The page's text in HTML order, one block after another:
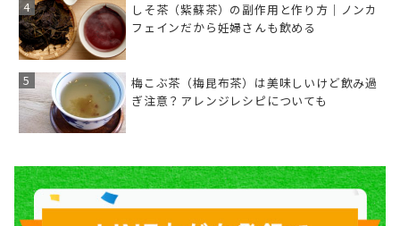
しそ茶（紫蘇茶）の副作用と作り方｜ノンカ
フェインだから妊婦さんも飲める
梅こぶ茶（梅昆布茶）は美味しいけど飲み過
ぎ注意？アレンジレシピについても